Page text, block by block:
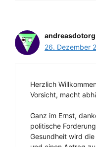
andreasdotorg
26. Dezember
Herzlich
Vorsicht, macht
Ganz im Ernst,
politische
Gesundheit wird